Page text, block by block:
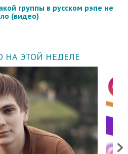
группы в русском рэпе не
(видео)
НА ЭТОЙ НЕДЕЛЕ
Next